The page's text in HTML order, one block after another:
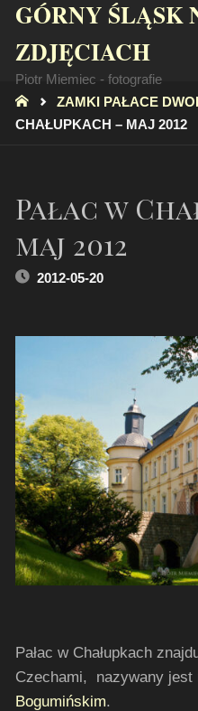
GÓRNY ŚLĄSK
ZDJĘCIACH
Piotr Miemiec - fotografie
STRONA
GŁÓWNA
ZAMKI PAŁACE
CHAŁUPKACH – MAJ 2012
Pałac w
maj 2012
2012-05-20
Pałac w Chałupkach
Czechami, nazywany jest
Bogumińskim.